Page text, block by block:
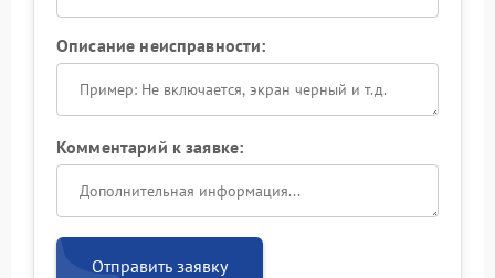
Описание неисправности:
Комментарий к заявке:
Отправить заявку